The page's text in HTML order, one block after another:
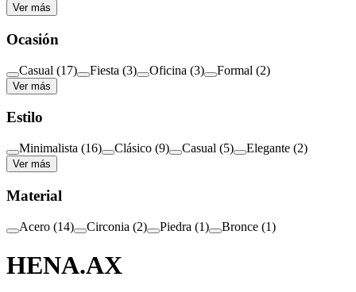
Ver más
Ocasión
Casual (17) Fiesta (3) Oficina (3) Formal (2)
Ver más
Estilo
Minimalista (16) Clásico (9) Casual (5) Elegante (2)
Ver más
Material
Acero (14) Circonia (2) Piedra (1) Bronce (1)
HENA.AX